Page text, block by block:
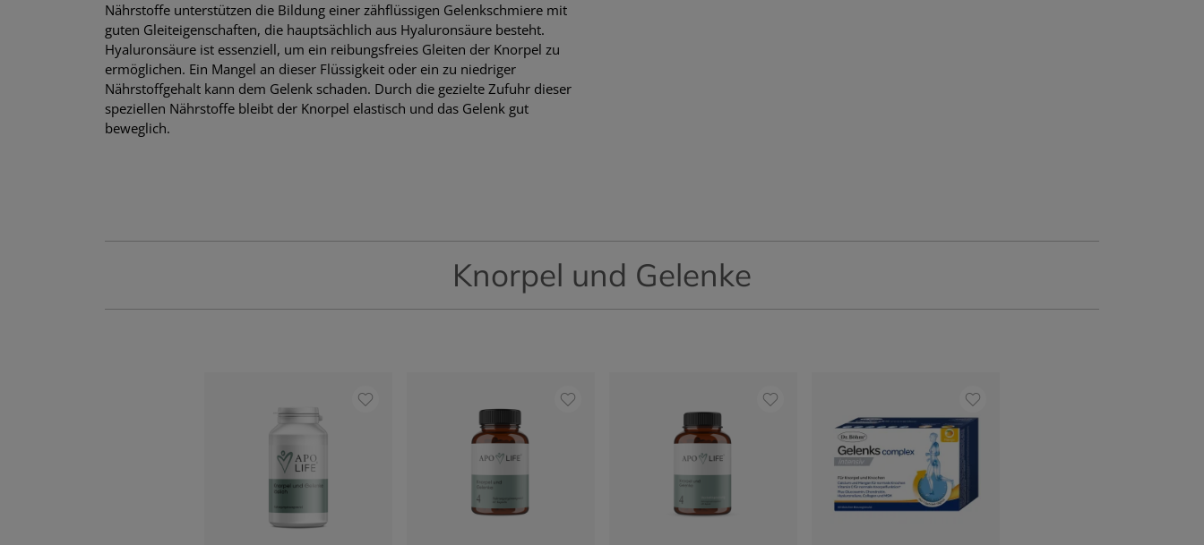
Nährstoffe unterstützen die Bildung einer zähflüssigen Gelenkschmiere mit
guten Gleiteigenschaften, die hauptsächlich aus Hyaluronsäure besteht.
Hyaluronsäure ist essenziell, um ein reibungsfreies Gleiten der Knorpel zu
ermöglichen. Ein Mangel an dieser Flüssigkeit oder ein zu niedriger
Nährstoffgehalt kann dem Gelenk schaden. Durch die gezielte Zufuhr dieser
speziellen Nährstoffe bleibt der Knorpel elastisch und das Gelenk gut
beweglich.
Knorpel und Gelenke